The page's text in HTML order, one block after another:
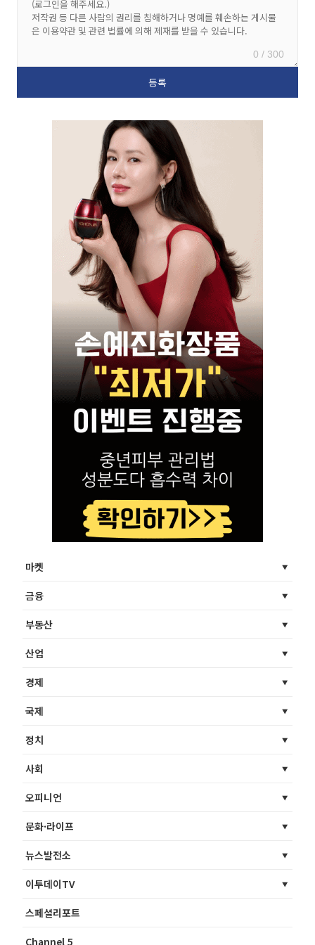
0 / 300
마켓
금융
부동산
산업
경제
국제
정치
사회
오피니언
문화·라이프
뉴스발전소
이투데이TV
스페셜리포트
Channel 5